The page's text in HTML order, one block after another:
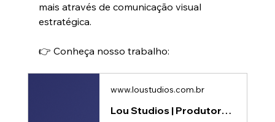
mais através de comunicação visual
estratégica.
👉 Conheça nosso trabalho:
www.loustudios.com.br
Lou Studios | Produtora de vídeos